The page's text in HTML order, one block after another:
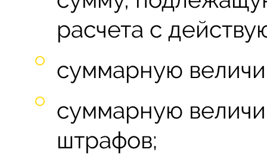
расчета с
суммарную
суммарную
штрафов;